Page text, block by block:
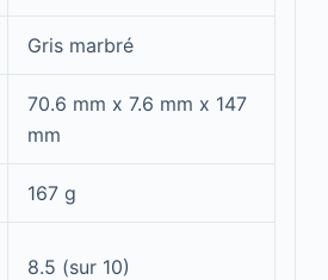
Gris marbré
70.6 mm x 7.6 mm x 147
mm
167 g
8.5 (sur 10)